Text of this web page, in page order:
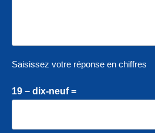
Saisissez votre réponse en chiffres
19 − dix-neuf =